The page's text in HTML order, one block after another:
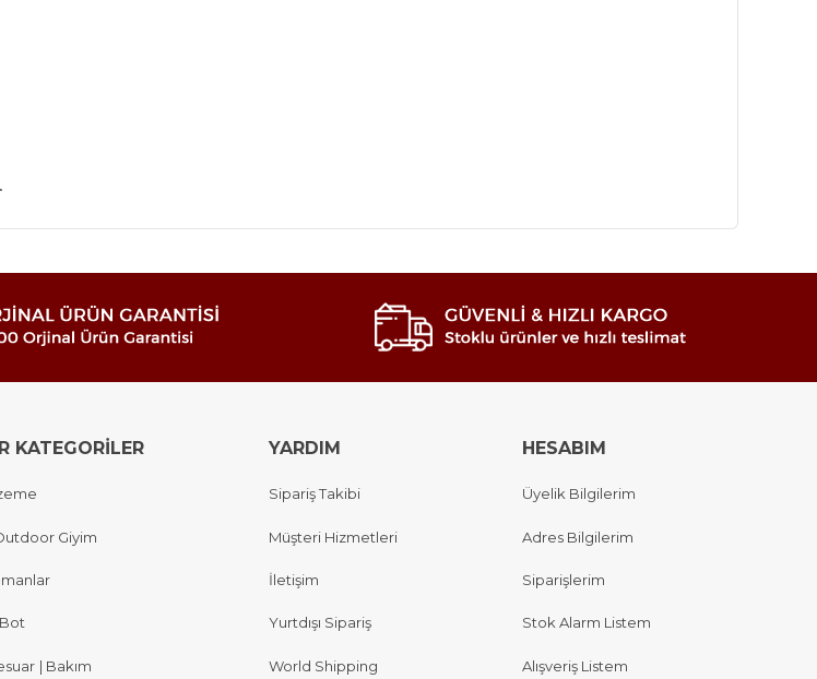
KATEGORİLER
Giyim
| Bakım
YARDIM
Sipariş Takibi
Müşteri Hizmetleri
İletişim
Yurtdışı Sipariş
World Shipping
HESABIM
Üyelik Bilgilerim
Adres Bilgilerim
Siparişlerim
Stok Alarm Listem
Alışveriş Listem